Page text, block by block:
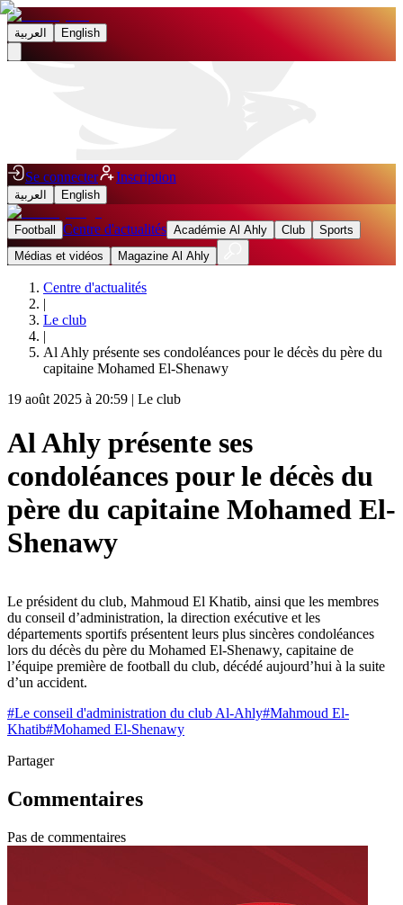
العربية English
Se connecter Inscription
العربية English
Football Centre d'actualités Académie Al Ahly Club
Sports
Médias et vidéos
Magazine Al Ahly
Centre d'actualités
|
Le club
|
Al Ahly présente ses condoléances pour le décès du père du
capitaine Mohamed El-Shenawy
19 août 2025 à 20:59 | Le club
Al Ahly présente ses
condoléances pour le décès du
père du capitaine Mohamed El-
Shenawy
Le président du club, Mahmoud El Khatib, ainsi que les membres
du conseil d’administration, la direction exécutive et les
départements sportifs présentent leurs plus sincères condoléances
lors du décès du père du Mohamed El-Shenawy, capitaine de
l’équipe première de football du club, décédé aujourd’hui à la suite
d’un accident.
#Le conseil d'administration du club Al-Ahly#Mahmoud El-
Khatib#Mohamed El-Shenawy
Partager
Commentaires
Pas de commentaires